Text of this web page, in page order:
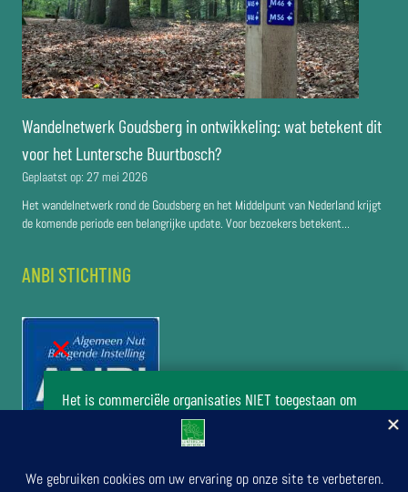
Wandelnetwerk Goudsberg in ontwikkeling: wat betekent dit
voor het Luntersche Buurtbosch?
Geplaatst op: 27 mei 2026
Het wandelnetwerk rond de Goudsberg en het Middelpunt van Nederland krijgt
de komende periode een belangrijke update. Voor bezoekers betekent...
ANBI STICHTING
Het is commerciële organisaties NIET toegestaan om
zonder toestemming van het bestuur van de stichting Het
Luntersche Buurtbosch activiteiten in het buurtbos te